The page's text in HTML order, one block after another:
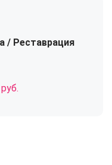
/ Реставрация